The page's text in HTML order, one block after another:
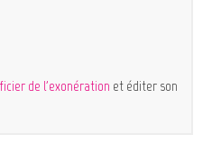
de l'exonération et éditer son